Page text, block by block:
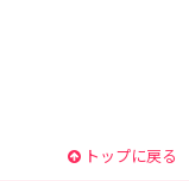
トップに戻る